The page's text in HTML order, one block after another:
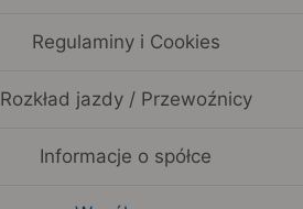
Regulaminy i Cookies
Rozkład jazdy / Przewoźnicy
Informacje o spółce